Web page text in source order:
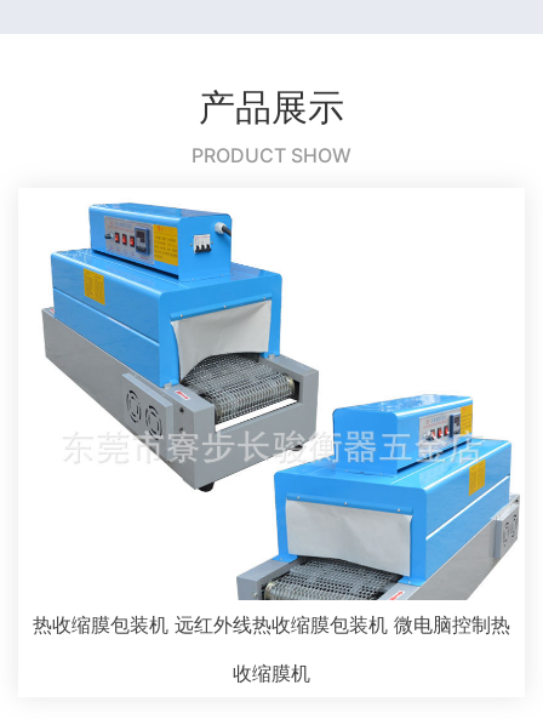
产品展示
PRODUCT SHOW
热收缩膜包装机 远红外线热收缩膜包装机 微电脑控制热
收缩膜机